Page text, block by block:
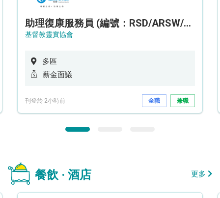
助理復康服務員 (編號：RSD/ARSW/CTE)
基督教靈實協會
多區
薪金面議
刊登於 2小時前 全職 兼職
餐飲 · 酒店 更多